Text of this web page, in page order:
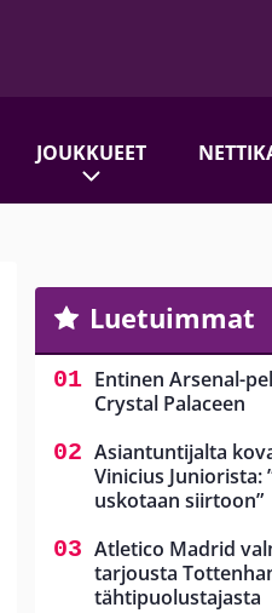
JOUKKUEET
Luetuimmat
Entinen Arsenal-
Crystal Palaceen
Asiantuntijalta
Vinicius Juniorista:
uskotaan siirtoon”
Atletico Madrid
tarjousta
tähtipuolustajasta